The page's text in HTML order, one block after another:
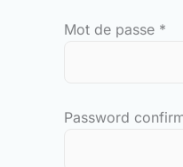
Mot de passe *
Password